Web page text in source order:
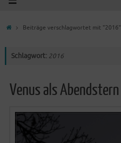
StartBeiträge verschlagwortet mit "2016"
Schlagwort: 2016
Venus als Abendstern